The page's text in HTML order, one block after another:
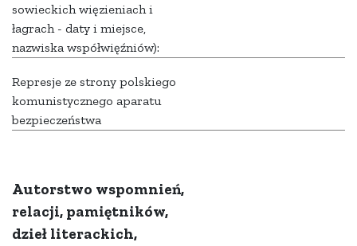
sowieckich więzieniach i
łagrach - daty i miejsce,
nazwiska współwięźniów):
Represje ze strony polskiego
komunistycznego aparatu
bezpieczeństwa
Autorstwo wspomnień,
relacji, pamiętników,
dzieł literackich,